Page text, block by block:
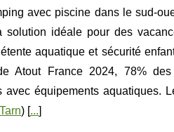
avec piscine dans le sud-
solution idéale pour des
aquatique et sécurité
Atout France 2024, 78% des
avec équipements aquatiques.
) [...]